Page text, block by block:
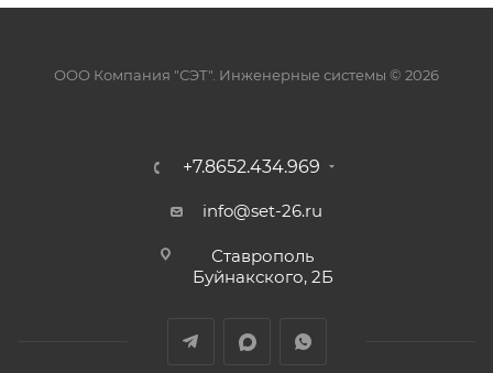
ООО Компания "СЭТ". Инженерные системы © 2026
+7.8652.434.969
info@set-26.ru
Ставрополь
Буйнакского, 2Б